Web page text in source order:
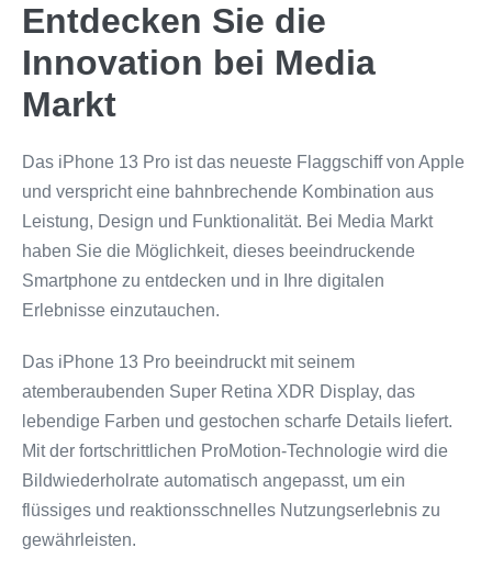
Entdecken Sie die
Innovation bei Media
Markt
Das iPhone 13 Pro ist das neueste Flaggschiff von Apple
und verspricht eine bahnbrechende Kombination aus
Leistung, Design und Funktionalität. Bei Media Markt
haben Sie die Möglichkeit, dieses beeindruckende
Smartphone zu entdecken und in Ihre digitalen
Erlebnisse einzutauchen.
Das iPhone 13 Pro beeindruckt mit seinem
atemberaubenden Super Retina XDR Display, das
lebendige Farben und gestochen scharfe Details liefert.
Mit der fortschrittlichen ProMotion-Technologie wird die
Bildwiederholrate automatisch angepasst, um ein
flüssiges und reaktionsschnelles Nutzungserlebnis zu
gewährleisten.